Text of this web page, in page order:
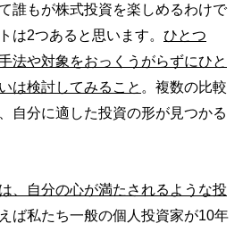
誰もが株式投資を楽しめるわけで
は2つあると思います。 ひとつ
法や対象をおっくうがらずにひと
は検討してみること 。複数の比較
自分に適した投資の形が見つかる
、自分の心が満たされるような投
ば私たち一般の個人投資家が10年